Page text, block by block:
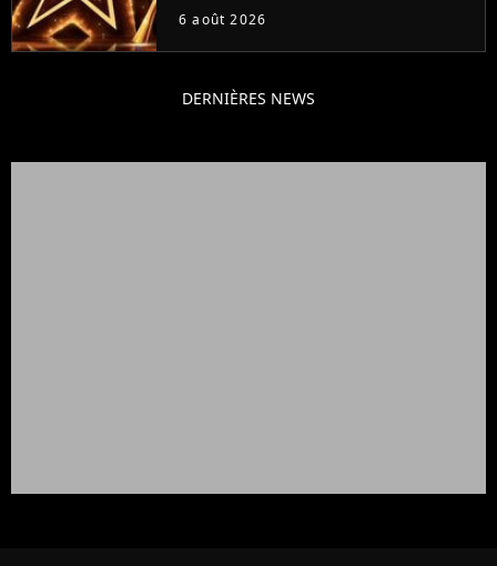
6 août 2026
DERNIÈRES NEWS